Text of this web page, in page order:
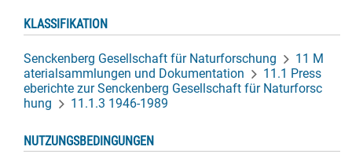
KLASSIFIKATION
Senckenberg Gesellschaft für Naturforschung
11 M
aterialsammlungen und Dokumentation
11.1 Press
eberichte zur Senckenberg Gesellschaft für Naturforsc
hung
11.1.3 1946-1989
NUTZUNGSBEDINGUNGEN